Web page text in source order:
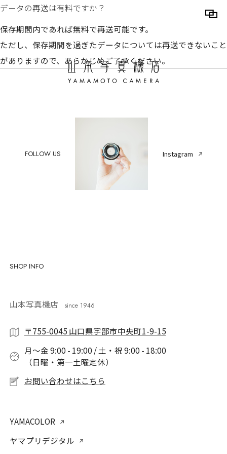
データの再送は有料ですか？
保存期間内であれば無料で再送可能です。
ただし、保存期間を過ぎたデータについては再送できないこと
がありますので、あらかじめご了承ください。
SHOP INFO
山本写真機店 since 1946
〒755-0045 山口県宇部市中央町1-9-15
月〜金 9:00 - 19:00 / 土・祝 9:00 - 18:00
（日曜・第一土曜定休）
お問い合わせはこちら
YAMACOLOR
ヤマプリデジタル
FOLLOW US Instagram